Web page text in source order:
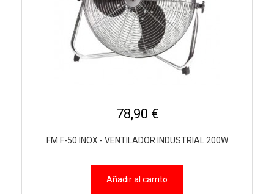
78,90 €
FM F-50 INOX - VENTILADOR INDUSTRIAL 200W
Añadir al carrito